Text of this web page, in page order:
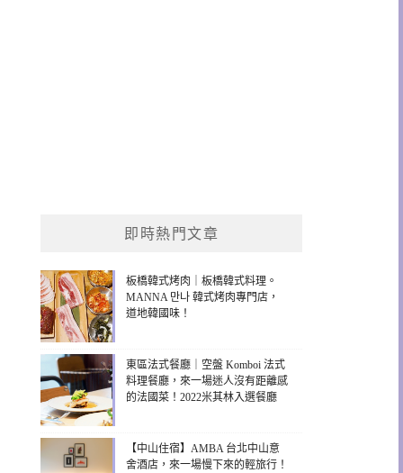
即時熱門文章
板橋韓式烤肉｜板橋韓式料理。
MANNA 만나 韓式烤肉專門店，
道地韓國味！
東區法式餐廳｜空盤 Komboi 法式
料理餐廳，來一場迷人沒有距離感
的法國菜！2022米其林入選餐廳
【中山住宿】AMBA 台北中山意
舍酒店，來一場慢下來的輕旅行！